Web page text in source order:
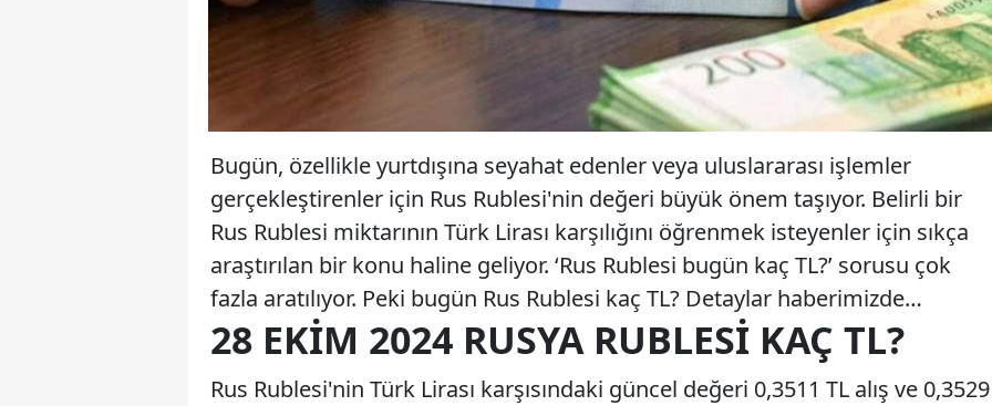
Bugün, özellikle yurtdışına seyahat edenler veya uluslararası işlemler
gerçekleştirenler için Rus Rublesi'nin değeri büyük önem taşıyor. Belirli bir
Rus Rublesi miktarının Türk Lirası karşılığını öğrenmek isteyenler için sıkça
araştırılan bir konu haline geliyor. ‘Rus Rublesi bugün kaç TL?’ sorusu çok
fazla aratılıyor. Peki bugün Rus Rublesi kaç TL? Detaylar haberimizde…
28 EKIM 2024 RUSYA RUBLESI KAÇ TL?
Rus Rublesi'nin Türk Lirası karşısındaki güncel değeri 0,3511 TL alış ve 0,3529